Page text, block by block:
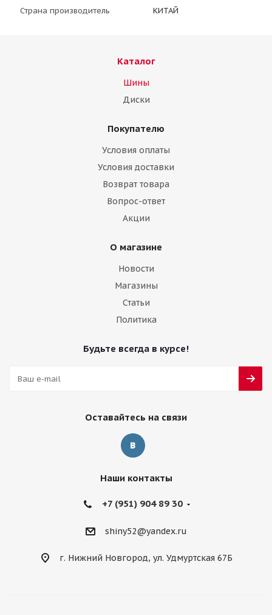
Страна производитель КИТАЙ
Каталог
Шины
Диски
Покупателю
Условия оплаты
Условия доставки
Возврат товара
Вопрос-ответ
Акции
О магазине
Новости
Магазины
Статьи
Политика
Будьте всегда в курсе!
Оставайтесь на связи
Наши контакты
+7 (951) 904 89 30
shiny52@yandex.ru
г. Нижний Новгород, ул. Удмуртская 67Б